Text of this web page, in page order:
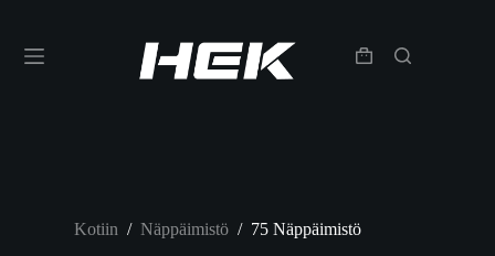
Kotiin / Näppäimistö / 75 Näppäimistö